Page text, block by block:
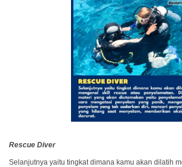
Rescue Diver
Selanjutnya yaitu tingkat dimana kamu akan dilatih